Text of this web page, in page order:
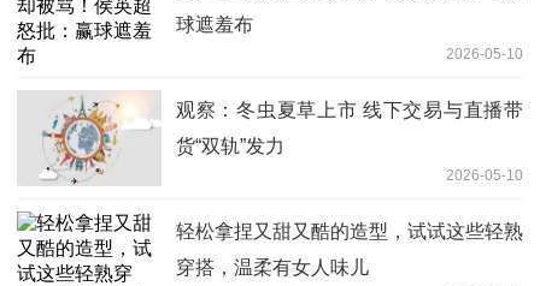
球遮羞布
2026-05-10
观察：冬虫夏草上市 线下交易与直播带
货“双轨”发力
2026-05-10
轻松拿捏又甜又酷的造型，试试这些轻熟
穿搭，温柔有女人味儿